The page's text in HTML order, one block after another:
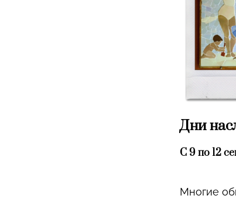
Дни
С 9 по 12
Многие